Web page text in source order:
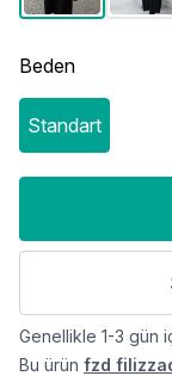
Beden
Standart
Genellikle 1-3 gün
Bu ürün fzd